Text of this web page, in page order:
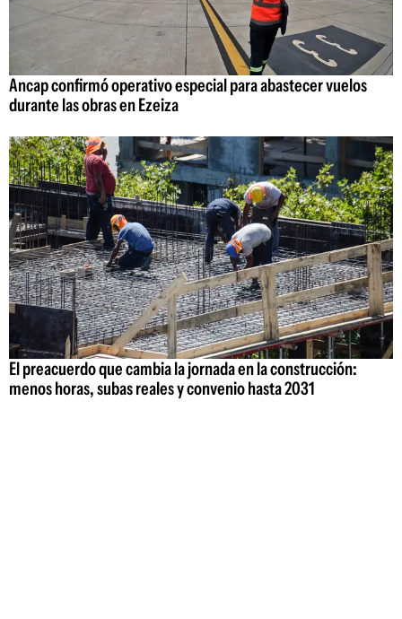
Ancap confirmó operativo especial para abastecer vuelos
durante las obras en Ezeiza
El preacuerdo que cambia la jornada en la construcción:
menos horas, subas reales y convenio hasta 2031